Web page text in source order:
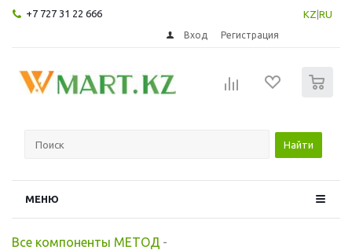
+7 727 31 22 666 KZ RU
Вход Регистрация
Найти
МЕНЮ
Все компоненты МЕТОД -